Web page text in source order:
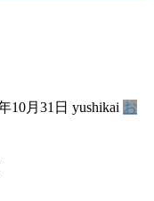
10月31日 yushikai お